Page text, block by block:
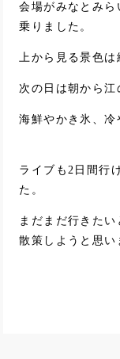
会場がみなとみら
乗りました。
上から見る景色は
次の日は朝から江
海鮮やかき氷、
ライブも2日間行
た。
まだまだ行きた
散策しようと思い